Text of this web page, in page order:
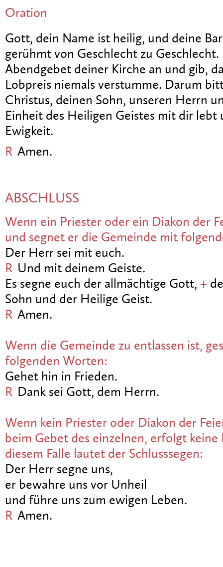
Oration
Gott, dein Name ist heilig, und deine
gerühmt von Geschlecht zu Geschlecht.
Abendgebet deiner Kirche an und gib,
Lobpreis niemals verstumme. Darum
Christus, deinen Sohn, unseren Herrn
Einheit des Heiligen Geistes mit dir lebt
Ewigkeit.
R Amen.
ABSCHLUSS
Wenn ein Priester oder ein Diakon der
und segnet er die Gemeinde mit
Der Herr sei mit euch.
R Und mit deinem Geiste.
Es segne euch der allmächtige Gott, +
Sohn und der Heilige Geist.
R Amen.
Wenn die Gemeinde zu entlassen ist,
folgenden Worten:
Gehet hin in Frieden.
R Dank sei Gott, dem Herrn.
Wenn kein Priester oder Diakon der
beim Gebet des einzelnen, erfolgt keine
diesem Falle lautet der Schlusssegen:
Der Herr segne uns,
er bewahre uns vor Unheil
und führe uns zum ewigen Leben.
R Amen.